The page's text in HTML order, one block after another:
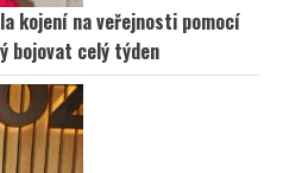
kojení na veřejnosti pomocí
bojovat celý týden